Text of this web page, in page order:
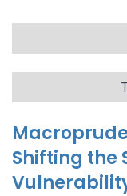
Shifting the